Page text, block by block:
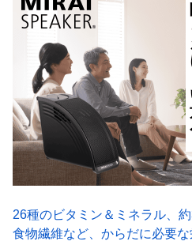
26種のビタミン＆ミネラル、
食物繊維など、からだに必要